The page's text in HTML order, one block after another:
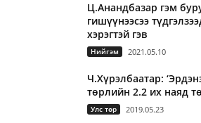
Ц.Анандбазар гэм
гишүүнээсээ
хэрэгтэй гэв
Нийгэм 2021.05.10
Ч.Хүрэлбаатар:
төрлийн 2.2 их наяд
Улс төр 2019.05.23